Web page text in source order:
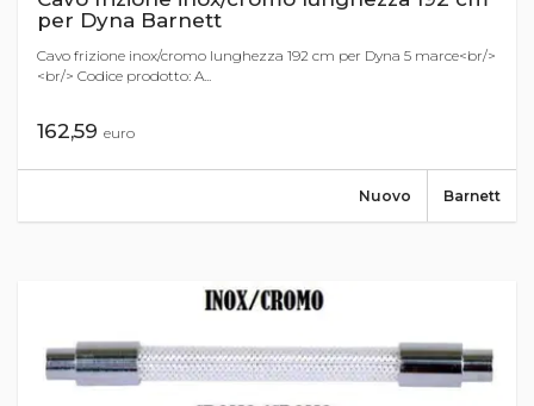
per Dyna Barnett
Cavo frizione inox/cromo lunghezza 192 cm per Dyna 5 marce<br/>
<br/> Codice prodotto: A...
162,59 euro
Barnett
Nuovo